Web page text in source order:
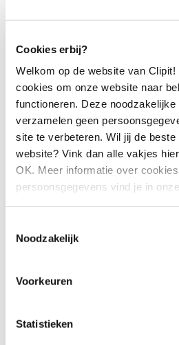
Cookies erbij?
Welkom op de website van
cookies om onze website naar
functioneren. Deze
verzamelen geen
site te verbeteren. Wil jij de beste
website? Vink dan alle vakjes
OK. Meer informatie over
persoonsgegevens vind je in
Noodzakelijk
Voorkeuren
Statistieken
TV monitoring gaat over het
bepaald onderwerp wordt
zowel…
Stakeholderanalyse
Een stakeholderanalyse is het
individuen of groepen die
hebben op de organisatie.
Social media monitoring omvat
een bepaald onderwerp in